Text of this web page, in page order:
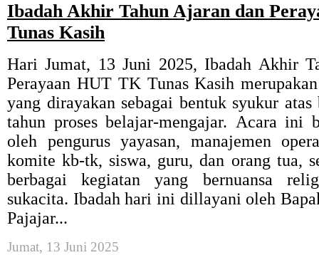
Ibadah Akhir Tahun Ajaran dan
Tunas Kasih
Hari Jumat, 13 Juni 2025, Ibadah Akhir
Perayaan HUT TK Tunas Kasih
yang dirayakan sebagai bentuk syukur atas
tahun proses belajar-mengajar. Acara ini
oleh pengurus yayasan, manajemen
komite kb-tk, siswa, guru, dan orang tua,
berbagai kegiatan yang bernuansa
sukacita. Ibadah hari ini dillayani oleh
Pajajar...
Jumat, 13 Juni 2025